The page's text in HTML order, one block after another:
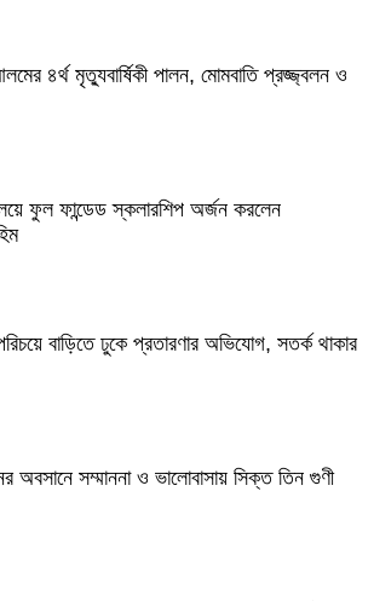
৪র্থ মৃত্যুবার্ষিকী পালন, মোমবাতি প্রজ্জ্বলন ও
ফুল ফান্ডেড স্কলারশিপ অর্জন করলেন
বাড়িতে ঢুকে প্রতারণার অভিযোগ, সতর্ক থাকার
অবসানে সম্মাননা ও ভালোবাসায় সিক্ত তিন গুণী